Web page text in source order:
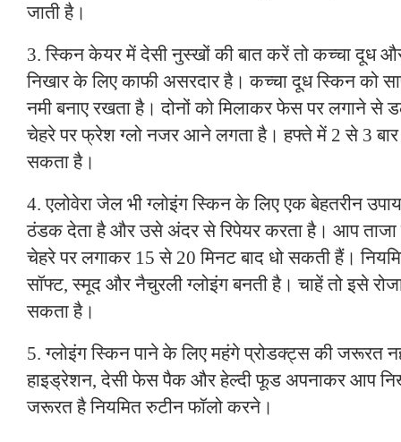
जाती है।
3. स्किन केयर में देसी नुस्खों की बात करें तो कच्चा दूध
निखार के लिए काफी असरदार है। कच्चा दूध स्किन को
नमी बनाए रखता है। दोनों को मिलाकर फेस पर लगाने से
चेहरे पर फ्रेश ग्लो नजर आने लगता है। हफ्ते में 2 से 3 बार
सकता है।
4. एलोवेरा जेल भी ग्लोइंग स्किन के लिए एक बेहतरीन
ठंडक देता है और उसे अंदर से रिपेयर करता है। आप ताजा
चेहरे पर लगाकर 15 से 20 मिनट बाद धो सकती हैं।
सॉफ्ट, स्मूद और नैचुरली ग्लोइंग बनती है। चाहें तो इसे
सकता है।
5. ग्लोइंग स्किन पाने के लिए महंगे प्रोडक्ट्स की जरूरत
हाइड्रेशन, देसी फेस पैक और हेल्दी फूड अपनाकर आप
जरूरत है नियमित रुटीन फॉलो करने।